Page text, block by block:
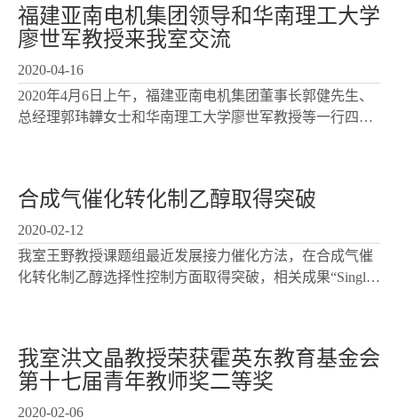
福建亚南电机集团领导和华南理工大学
廖世军教授来我室交流
2020-04-16
2020年4月6日上午，福建亚南电机集团董事长郭健先生、
总经理郭玮韡女士和华南理工大学廖世军教授等一行四人
合成气催化转化制乙醇取得突破
2020-02-12
我室王野教授课题组最近发展接力催化方法，在合成气催
化转化制乙醇选择性控制方面取得突破，相关成果“Single-
我室洪文晶教授荣获霍英东教育基金会
第十七届青年教师奖二等奖
2020-02-06